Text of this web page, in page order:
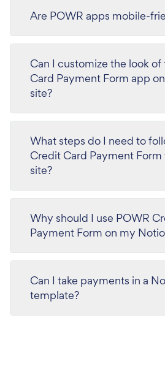
Are POWR apps mobile-
Can I customize the look
Card Payment Form app
site?
What steps do I need to
Credit Card Payment
site?
Why should I use POWR
Payment Form on my
Can I take payments in a
template?